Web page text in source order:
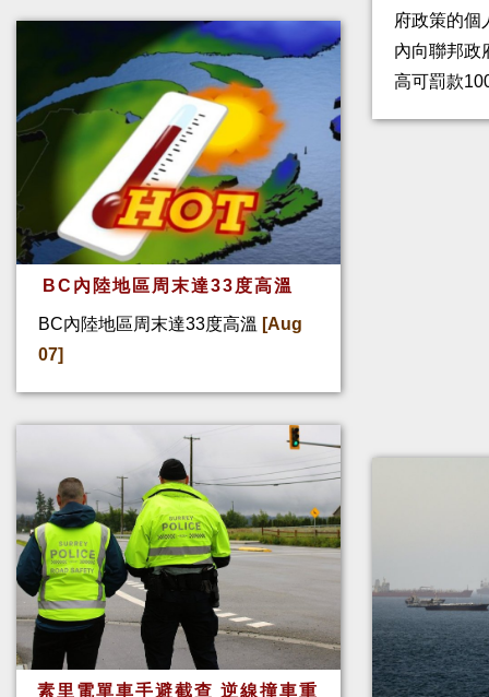
BC內陸地區周末達33度高溫
BC內陸地區周末達33度高溫 [Aug
07]
素里電單車手避截查 逆線撞車重
府政策的個
內向聯邦政
高可罰款